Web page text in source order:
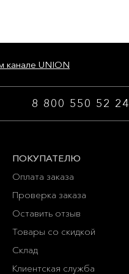
канале UNION
8 800 550 52 24
ПОКУПАТЕЛЮ
Оплата заказа
Проверка заказа
Оставить отзыв
Товары со скидкой
Склад
Клиентская служба